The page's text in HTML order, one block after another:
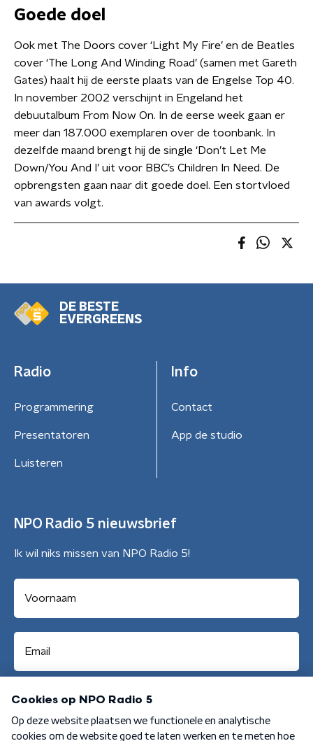
Goede doel
Ook met The Doors cover ‘Light My Fire’ en de Beatles
cover ‘The Long And Winding Road’ (samen met Gareth
Gates) haalt hij de eerste plaats van de Engelse Top 40.
In november 2002 verschijnt in Engeland het
debuutalbum From Now On. In de eerse week gaan er
meer dan 187.000 exemplaren over de toonbank. In
dezelfde maand brengt hij de single ‘Don’t Let Me
Down/You And I’ uit voor BBC’s Children In Need. De
opbrengsten gaan naar dit goede doel. Een stortvloed
van awards volgt.
DE BESTE
EVERGREENS
Radio
Programmering
Presentatoren
Luisteren
Info
Contact
App de studio
NPO Radio 5 nieuwsbrief
Ik wil niks missen van NPO Radio 5!
Aanmelden